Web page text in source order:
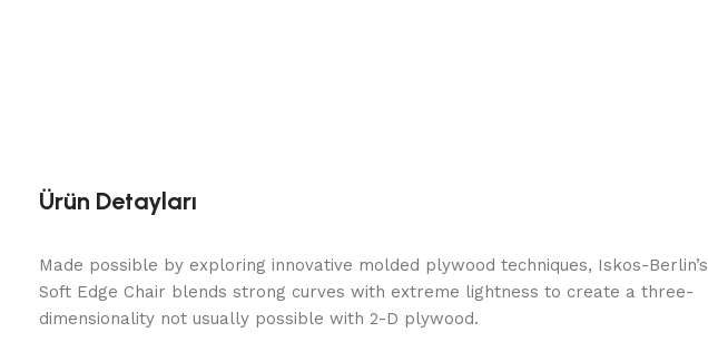
Ürün Detayları
Made possible by exploring innovative molded plywood techniques, Iskos-Berlin’s
Soft Edge Chair blends strong curves with extreme lightness to create a three-
dimensionality not usually possible with 2-D plywood.